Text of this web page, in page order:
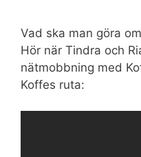
Vad ska man göra
Hör när Tindra och
nätmobbning med
Koffes ruta: